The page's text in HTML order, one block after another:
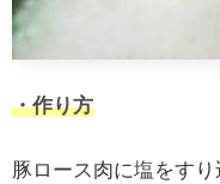
・作り方
豚ロース肉に塩をすり